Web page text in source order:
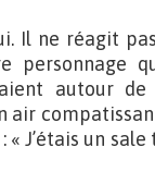
Il ne réagit
personnage
autour
air
« J’étais un